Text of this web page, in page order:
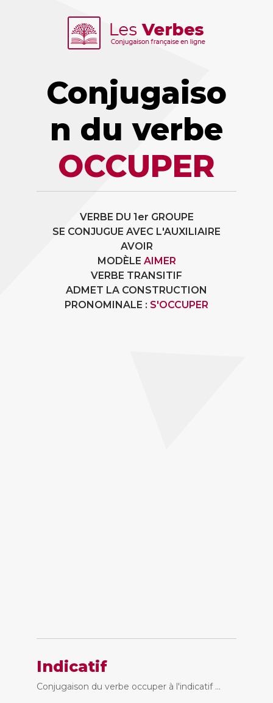
Conjugaiso
n du verbe
OCCUPER
VERBE DU 1er GROUPE
SE CONJUGUE AVEC L'AUXILIAIRE
AVOIR
MODÈLE AIMER
VERBE TRANSITIF
ADMET LA CONSTRUCTION
PRONOMINALE : S'OCCUPER
Indicatif
Conjugaison du verbe occuper à l'indicatif ...